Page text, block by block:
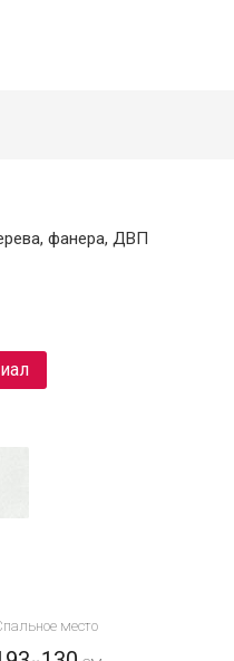
фанера, ДВП
место